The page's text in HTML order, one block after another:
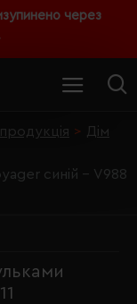
через
Дім
синій - V988